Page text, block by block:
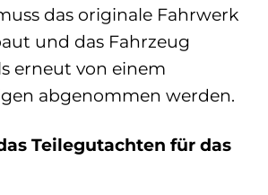
das originale Fahrwerk
und das Fahrzeug
erneut von einem
abgenommen werden.
Teilegutachten für das